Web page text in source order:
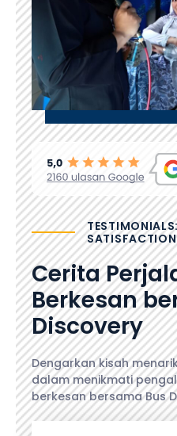
SATISFACTION
Cerita
Berkesan
Discovery
Dengarkan kisah
dalam menikmati
berkesan bersama Bus